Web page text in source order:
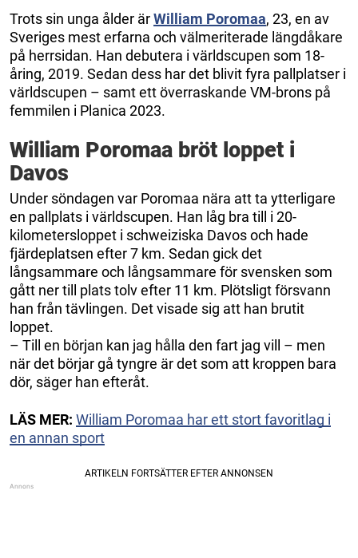
Trots sin unga ålder ärWilliam Poromaa, 23, en av
Sveriges mest erfarna och välmeriterade längdåkare
på herrsidan. Han debutera i världscupen som 18-
åring, 2019. Sedan dess har det blivit fyra pallplatser i
världscupen – samt ett överraskande VM-brons på
femmilen i Planica 2023.
William Poromaa bröt loppet i
Davos
Under söndagen var Poromaa nära att ta ytterligare
en pallplats i världscupen. Han låg bra till i 20-
kilometersloppet i schweiziska Davos och hade
fjärdeplatsen efter 7 km. Sedan gick det
långsammare och långsammare för svensken som
gått ner till plats tolv efter 11 km. Plötsligt försvann
han från tävlingen. Det visade sig att han brutit
loppet.
– Till en början kan jag hålla den fart jag vill – men
när det börjar gå tyngre är det som att kroppen bara
dör, säger han efteråt.
LÄS MER: William Poromaa har ett stort favoritlag i
en annan sport